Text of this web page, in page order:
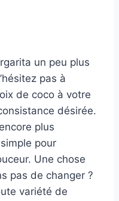
un peu plus
pas à
de coco à votre
désirée.
plus
pour
Une chose
pas de changer ?
variété de